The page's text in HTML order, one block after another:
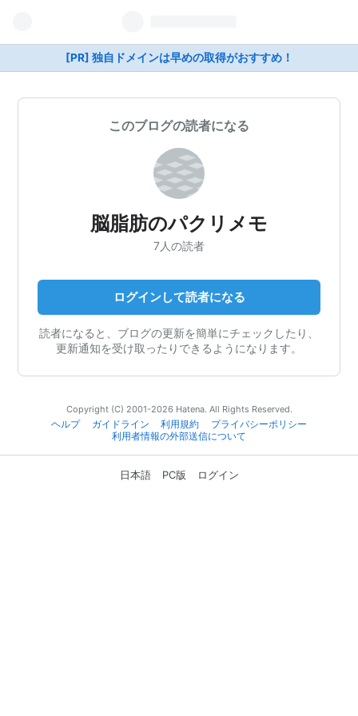
[PR] 独自ドメインは早めの取得がおすすめ！
このブログの読者になる
脳脂肪のパクリメモ
7人の読者
ログインして読者になる
読者になると、ブログの更新を簡単にチェックしたり、
更新通知を受け取ったりできるようになります。
Copyright (C) 2001-2026 Hatena. All Rights Reserved.
ヘルプ
ガイドライン 利用規約
プライバシーポリシー
利用者情報の外部送信について
日本語 PC版 ログイン